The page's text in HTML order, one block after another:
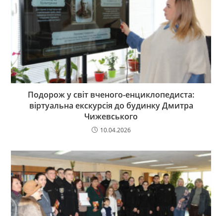
Подорож у світ вченого-енциклопедиста:
віртуальна екскурсія до будинку Дмитра
Чижевського
10.04.2026